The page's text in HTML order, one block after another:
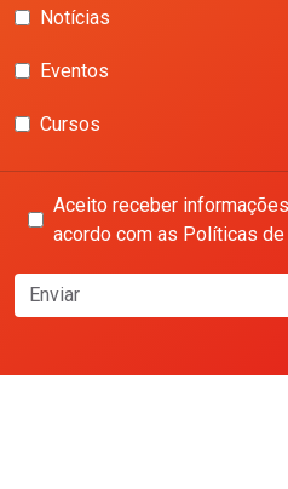
Notícias
Eventos
Cursos
Aceito receber
acordo com as Políticas
Enviar